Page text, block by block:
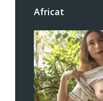
Africat